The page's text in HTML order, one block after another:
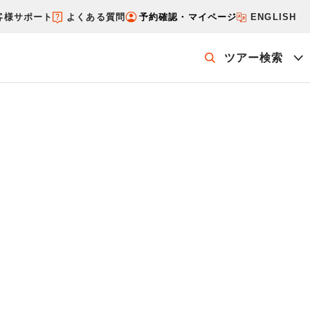
様サポート よくある質問 予約確認・マイページ ENGLISH
ツアー検索